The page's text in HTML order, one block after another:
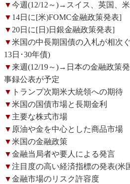
▼今週(12/12～)→スイス、英国、
▼ 14日に[米)FOMC金融政策発表]
▼20日に[日)日銀金融政策発表]
▼米国の中長期国債の入札が相次
13日･30年債)
▼来週(12/19～)→日本の金融政策
事録公表が予定
▼ トランプ次期米大統領への期待
▼米国の国債市場と長期金利
▼ 主要な株式市場
▼ 原油や金を中心とした商品市場
▼米国の金融政策
▼金融当局者や要人による発言
▼注目度の高い経済指標の発表(米
▼金融市場のリスク許容度